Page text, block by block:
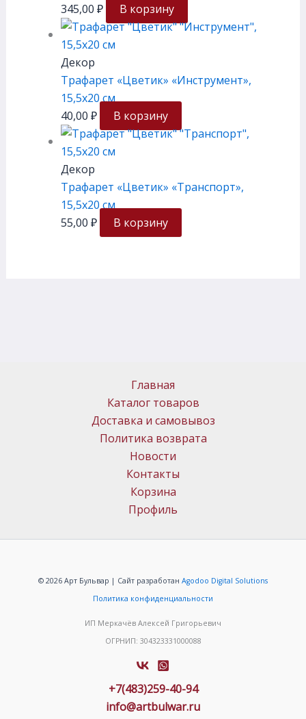
345,00 ₽ В корзину
Декор
Трафарет «Цветик» «Инструмент»,
15,5х20 см
40,00 ₽ В корзину
Декор
Трафарет «Цветик» «Транспорт»,
15,5х20 см
55,00 ₽ В корзину
Главная
Каталог товаров
Доставка и самовывоз
Политика возврата
Новости
Контакты
Корзина
Профиль
© 2026 Арт Бульвар | Сайт разработан Agodoo Digital Solutions
Политика конфиденциальности
ИП Меркачёв Алексей Григорьевич
ОГРНИП: 304323331000088
+7(483)259-40-94
info@artbulwar.ru